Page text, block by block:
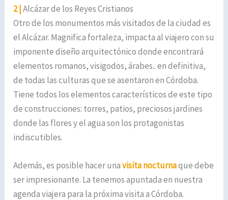
2 |Alcázar de los Reyes Cristianos
Otro de los monumentos más visitados de la ciudad es
el Alcázar. Magnifica fortaleza, impacta al viajero con su
imponente diseño arquitectónico donde encontrará
elementos romanos, visigodos, árabes.. en definitiva,
de todas las culturas que se asentaron en Córdoba.
Tiene todos los elementos característicos de este tipo
de construcciones: torres, patios, preciosos jardines
donde las flores y el agua son los protagonistas
indiscutibles.
Además, es posible hacer unavisita nocturnaque debe
ser impresionante. La tenemos apuntada en nuestra
agenda viajera para la próxima visita a Córdoba.